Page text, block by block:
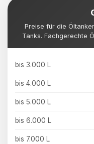
Preise für die
Tanks. Fachgerechte
bis 3.000 L
bis 4.000 L
bis 5.000 L
bis 6.000 L
bis 7.000 L